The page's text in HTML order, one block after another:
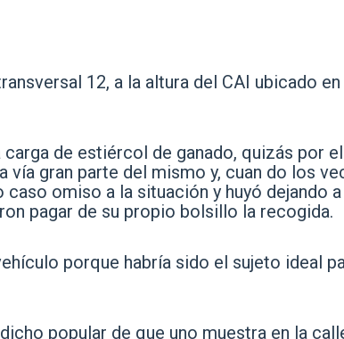
12, a la altura del CAI ubicado
de estiércol de ganado, quizás por el
gran parte del mismo y, cuan do los
omiso a la situación y huyó dejando
pagar de su propio bolsillo la recogida.
porque habría sido el sujeto ideal
popular de que uno muestra en la